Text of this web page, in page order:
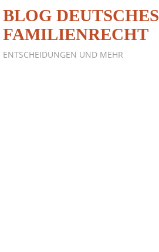
BLOG DEUTSCHES
FAMILIENRECHT
ENTSCHEIDUNGEN UND MEHR